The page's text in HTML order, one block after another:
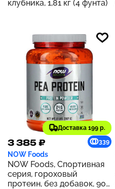
клубника, 1,81 кг (4 фунта)
Доставка 199 р.
3 385 ₽ 339
NOW Foods
NOW Foods, Спортивная
серия, гороховый
протеин, без добавок, 907